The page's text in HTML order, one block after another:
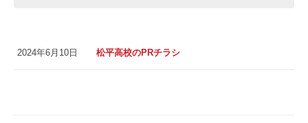
2024年6月10日 松平高校のPRチラシ